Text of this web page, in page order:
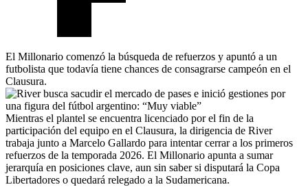
El Millonario comenzó la búsqueda de refuerzos y apuntó a un
futbolista que todavía tiene chances de consagrarse campeón en el
Clausura.
Mientras el plantel se encuentra licenciado por el fin de la
participación del equipo en el Clausura, la dirigencia de River
trabaja junto a Marcelo Gallardo para intentar cerrar a los primeros
refuerzos de la temporada 2026. El Millonario apunta a sumar
jerarquía en posiciones clave, aun sin saber si disputará la Copa
Libertadores o quedará relegado a la Sudamericana.